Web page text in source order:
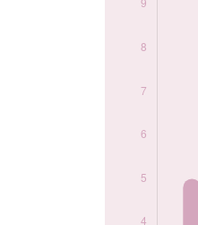
Popularité du